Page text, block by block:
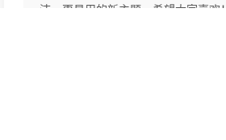
洁、更易用的新主题。希望大家喜欢！